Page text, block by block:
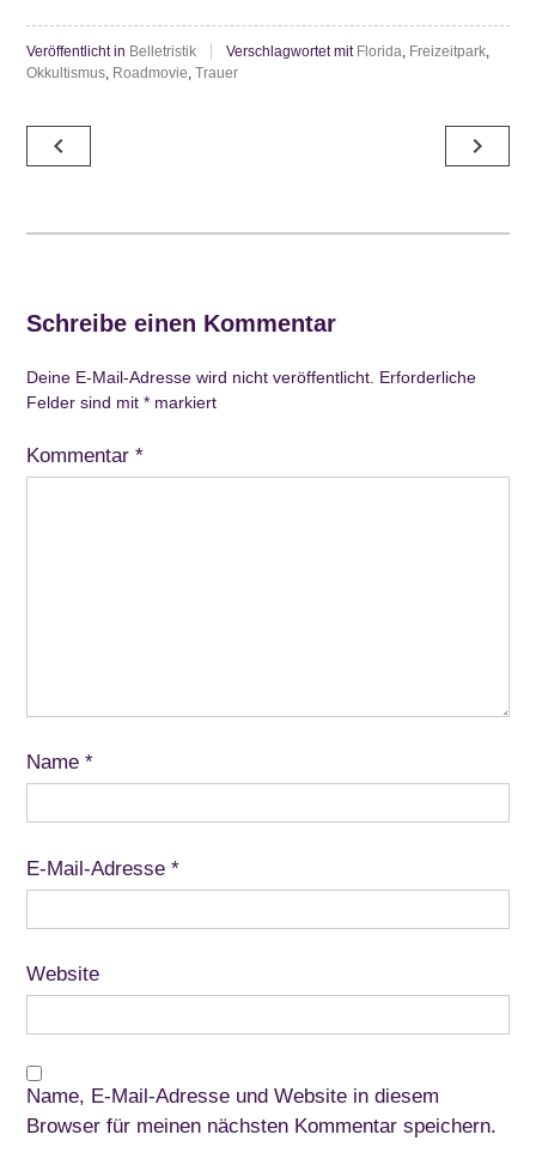
Veröffentlicht in Belletristik Verschlagwortet mit Florida, Freizeitpark,
Okkultismus, Roadmovie,Trauer
Beitragsnavigation
navigate_before navigate_next
Schreibe einen Kommentar
Deine E-Mail-Adresse wird nicht veröffentlicht. Erforderliche
Felder sind mit* markiert
Kommentar*
Name*
E-Mail-Adresse*
Website
Name, E-Mail-Adresse und Website in diesem
Browser für meinen nächsten Kommentar speichern.